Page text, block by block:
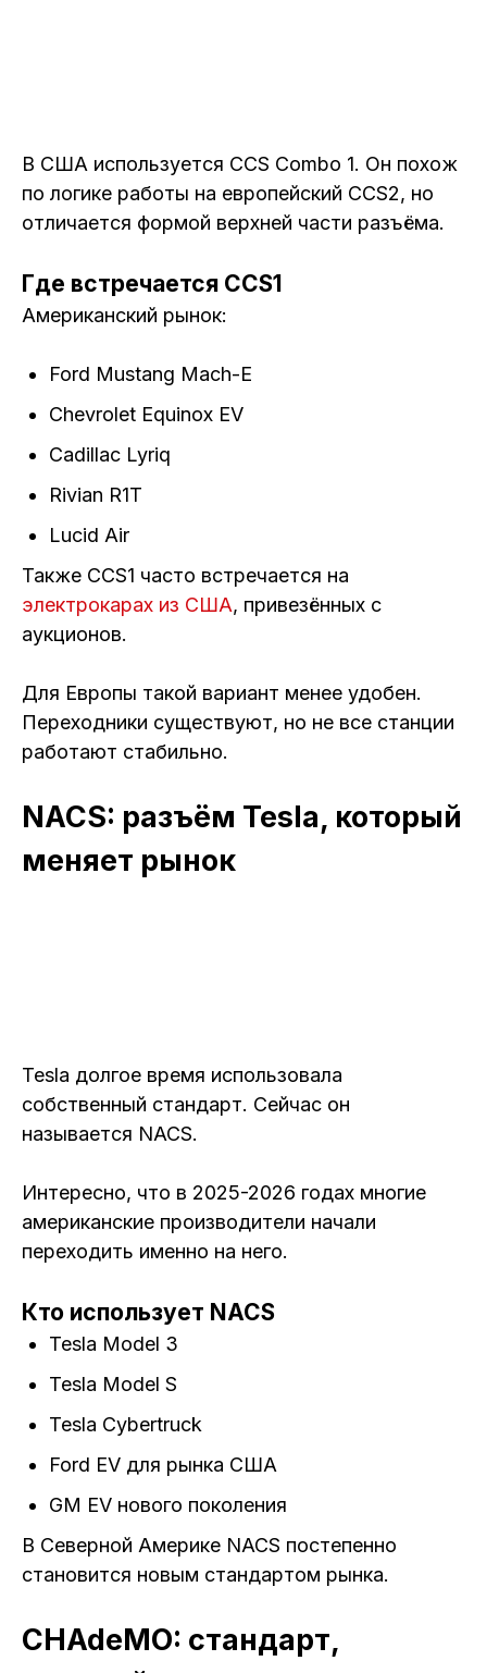
В США используется CCS Combo 1. Он похож
по логике работы на европейский CCS2, но
отличается формой верхней части разъёма.
Где встречается CCS1
Американский рынок:
Ford Mustang Mach-E
Chevrolet Equinox EV
Cadillac Lyriq
Rivian R1T
Lucid Air
Также CCS1 часто встречается на
электрокарах из США, привезённых с
аукционов.
Для Европы такой вариант менее удобен.
Переходники существуют, но не все станции
работают стабильно.
NACS: разъём Tesla, который
меняет рынок
Tesla долгое время использовала
собственный стандарт. Сейчас он
называется NACS.
Интересно, что в 2025-2026 годах многие
американские производители начали
переходить именно на него.
Кто использует NACS
Tesla Model 3
Tesla Model S
Tesla Cybertruck
Ford EV для рынка США
GM EV нового поколения
В Северной Америке NACS постепенно
становится новым стандартом рынка.
CHAdeMO: стандарт,